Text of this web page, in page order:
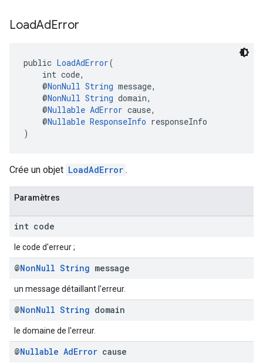
LoadAdError
public LoadAdError(
int code,
@NonNull String message,
@NonNull String domain,
@Nullable AdError cause,
@Nullable ResponseInfo responseInfo
)
Crée un objet LoadAdError .
Paramètres
int code
le code d'erreur ;
@NonNull String message
un message détaillant l'erreur.
@NonNull String domain
le domaine de l'erreur.
@Nullable AdError cause